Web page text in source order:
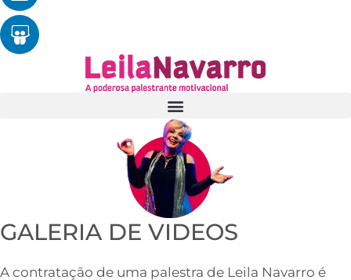
GALERIA DE VIDEOS
A contratação de uma palestra de Leila Navarro é